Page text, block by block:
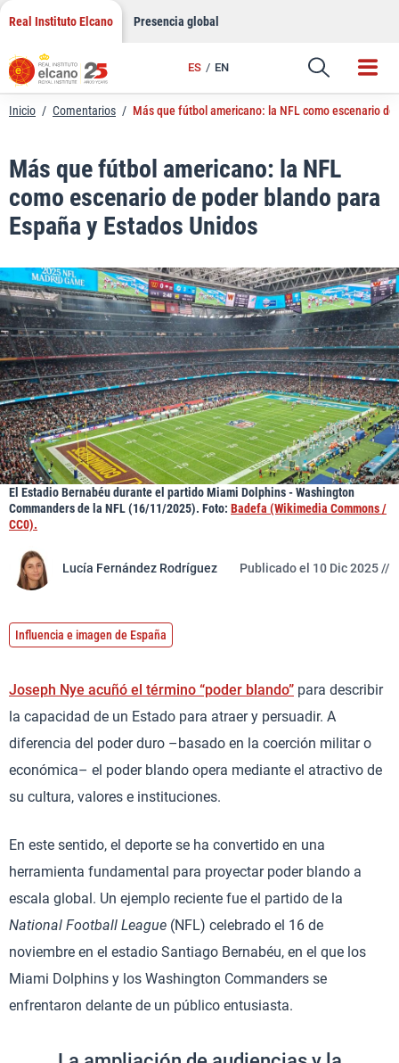
Saltar
contenido
Real Instituto Elcano Presencia global
ES EN
Enlace
Inicio / Comentarios / Más que fútbol americano: la NFL como escenario
Más que fútbol americano: la NFL
como escenario de poder blando para
España y Estados Unidos
El Estadio Bernabéu durante el partido Miami Dolphins - Washington
Commanders de la NFL (16/11/2025). Foto: Badefa (Wikimedia Commons /
CC0).
Lucía Fernández Rodríguez Publicado el 10 Dic 2025 //
Influencia e imagen de España
Joseph Nye acuñó el término “poder blando” para describir
la capacidad de un Estado para atraer y persuadir. A
diferencia del poder duro –basado en la coerción militar o
económica– el poder blando opera mediante el atractivo de
su cultura, valores e instituciones.
En este sentido, el deporte se ha convertido en una
herramienta fundamental para proyectar poder blando a
escala global. Un ejemplo reciente fue el partido de la
National Football League (NFL) celebrado el 16 de
noviembre en el estadio Santiago Bernabéu, en el que los
Miami Dolphins y los Washington Commanders se
enfrentaron delante de un público entusiasta.